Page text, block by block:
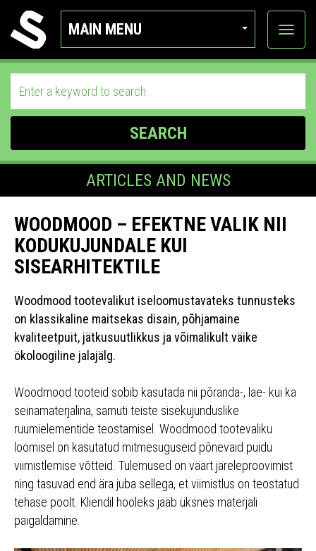
MAIN MENU
View
SEARCH
ARTICLES AND NEWS
WOODMOOD – EFEKTNE VALIK NII
KODUKUJUNDALE KUI
SISEARHITEKTILE
Woodmood tootevalikut iseloomustavateks tunnusteks
on klassikaline maitsekas disain, põhjamaine
kvaliteetpuit, jätkusuutlikkus ja võimalikult väike
ökoloogiline jalajälg.
Woodmood tooteid sobib kasutada nii põranda-, lae- kui ka
seinamaterjalina, samuti teiste sisekujunduslike
ruumielementide teostamisel. Woodmood tootevaliku
loomisel on kasutatud mitmesuguseid põnevaid puidu
viimistlemise võtteid. Tulemused on väärt järeleproovimist
ning tasuvad end ära juba sellega, et viimistlus on teostatud
tehase poolt. Kliendil hooleks jääb üksnes materjali
paigaldamine.